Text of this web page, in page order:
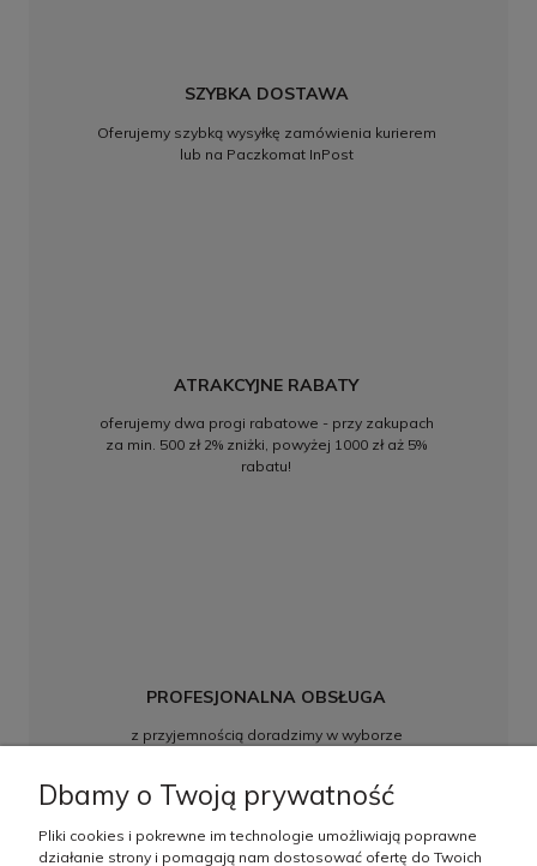
SZYBKA DOSTAWA
Oferujemy szybką wysyłkę zamówienia kurierem
lub na Paczkomat InPost
ATRAKCYJNE RABATY
oferujemy dwa progi rabatowe - przy zakupach
za min. 500 zł 2% zniżki, powyżej 1000 zł aż 5%
rabatu!
PROFESJONALNA OBSŁUGA
z przyjemnością doradzimy w wyborze
Dbamy o Twoją prywatność
Pliki cookies i pokrewne im technologie umożliwiają poprawne
działanie strony i pomagają nam dostosować ofertę do Twoich